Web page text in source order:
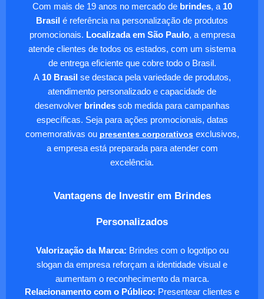
Com mais de 19 anos no mercado de brindes, a 10
Brasil é referência na personalização de produtos
promocionais. Localizada em São Paulo, a empresa
atende clientes de todos os estados, com um sistema
de entrega eficiente que cobre todo o Brasil.
A10 Brasil se destaca pela variedade de produtos,
atendimento personalizado e capacidade de
desenvolver brindessob medida para campanhas
específicas. Seja para ações promocionais, datas
comemorativas ou presentes corporativosexclusivos,
a empresa está preparada para atender com
excelência.
Vantagens de Investir em Brindes
Personalizados
Valorização da Marca: Brindes com o logotipo ou
slogan da empresa reforçam a identidade visual e
aumentam o reconhecimento da marca.
Relacionamento com o Público: Presentear clientes e